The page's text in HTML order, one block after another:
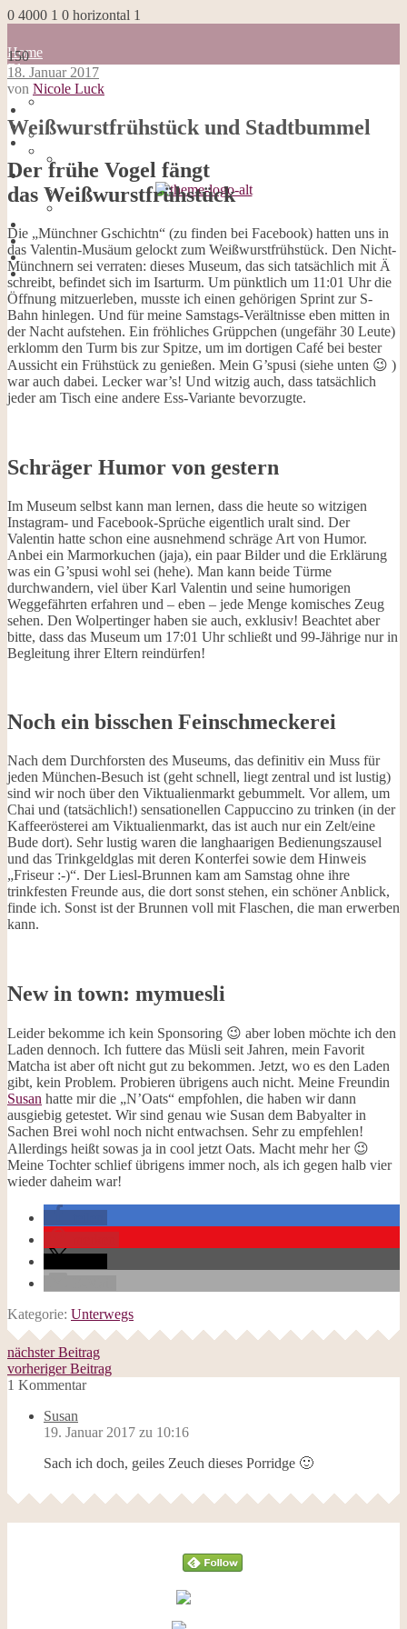
0 4000 1 0 horizontal 1
Home
Blog
about me
Impressum
Datenschutzerklärung
Galerie
Opal-Abos
Strickblogs
Hörbücher
150
Home
Blog
about me
100 Dinge
Impressum
Datenschutzerklärung
Opal-Abos
Strickblogs
Hörbücher
18. Januar 2017
von Nicole Luck
Weißwurstfrühstück und Stadtbummel
Der frühe Vogel fängt
das Weißwurstfrühstück
Die „Münchner Gschichtn“ (zu finden bei Facebook) hatten uns in
das Valentin-Musäum gelockt zum Weißwurstfrühstück. Den Nicht-
Münchnern sei verraten: dieses Museum, das sich tatsächlich mit Ä
schreibt, befindet sich im Isarturm. Um pünktlich um 11:01 Uhr die
Öffnung mitzuerleben, musste ich einen gehörigen Sprint zur S-
Bahn hinlegen. Und für meine Samstags-Verältnisse eben mitten in
der Nacht aufstehen. Ein fröhliches Grüppchen (ungefähr 30 Leute)
erklomm den Turm bis zur Spitze, um im dortigen Café bei bester
Aussicht ein Frühstück zu genießen. Mein G’spusi (siehe unten 😉 )
war auch dabei. Lecker war’s! Und witzig auch, dass tatsächlich
jeder am Tisch eine andere Ess-Variante bevorzugte.
Schräger Humor von gestern
Im Museum selbst kann man lernen, dass die heute so witzigen
Instagram- und Facebook-Sprüche eigentlich uralt sind. Der
Valentin hatte schon eine ausnehmend schräge Art von Humor.
Anbei ein Marmorkuchen (jaja), ein paar Bilder und die Erklärung
was ein G’spusi wohl sei (hehe). Man kann beide Türme
durchwandern, viel über Karl Valentin und seine humorigen
Weggefährten erfahren und – eben – jede Menge komisches Zeug
sehen. Den Wolpertinger haben sie auch, exklusiv! Beachtet aber
bitte, dass das Museum um 17:01 Uhr schließt und 99-Jährige nur in
Begleitung ihrer Eltern reindürfen!
Noch ein bisschen Feinschmeckerei
Nach dem Durchforsten des Museums, das definitiv ein Muss für
jeden München-Besuch ist (geht schnell, liegt zentral und ist lustig)
sind wir noch über den Viktualienmarkt gebummelt. Vor allem, um
Chai und (tatsächlich!) sensationellen Cappuccino zu trinken (in der
Kaffeerösterei am Viktualienmarkt, das ist auch nur ein Zelt/eine
Bude dort). Sehr lustig waren die langhaarigen Bedienungszausel
und das Trinkgeldglas mit deren Konterfei sowie dem Hinweis
„Friseur :-)“. Der Liesl-Brunnen kam am Samstag ohne ihre
trinkfesten Freunde aus, die dort sonst stehen, ein schöner Anblick,
finde ich. Sonst ist der Brunnen voll mit Flaschen, die man erwerben
kann.
New in town: mymuesli
Leider bekomme ich kein Sponsoring 😉 aber loben möchte ich den
Laden dennoch. Ich futtere das Müsli seit Jahren, mein Favorit
Matcha ist aber oft nicht gut zu bekommen. Jetzt, wo es den Laden
gibt, kein Problem. Probieren übrigens auch nicht. Meine Freundin
Susan hatte mir die „N’Oats“ empfohlen, die haben wir dann
ausgiebig getestet. Wir sind genau wie Susan dem Babyalter in
Sachen Brei wohl noch nicht entwachsen. Sehr zu empfehlen!
Allerdings heißt sowas ja in cool jetzt Oats. Macht mehr her 😉
Meine Tochter schlief übrigens immer noch, als ich gegen halb vier
wieder daheim war!
Kategorie: Unterwegs
nächster Beitrag
vorheriger Beitrag
1 Kommentar
Susan
19. Januar 2017 zu 10:16
Sach ich doch, geiles Zeuch dieses Porridge 🙂